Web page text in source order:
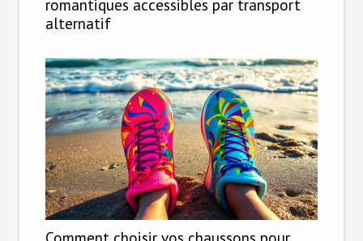
romantiques accessibles par transport
alternatif